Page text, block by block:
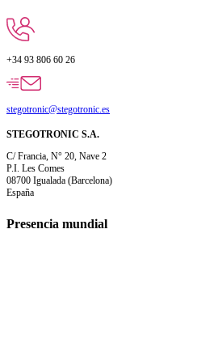
+34 93 806 60 26
stegotronic@stegotronic.es
STEGOTRONIC S.A.
C/ Francia, N° 20, Nave 2
P.I. Les Comes
08700 Igualada (Barcelona)
España
Presencia mundial